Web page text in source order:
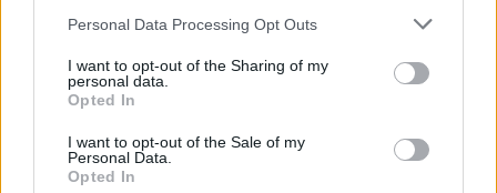
Please note that this website/app uses one or more Google
not limited to your visit or usage behaviour. You may click to
grant or deny consent to Google and its third-party tags to
use your data for below specified purposes in below Google
consent section.
Personal Data Processing Opt Outs
I want to opt-out of the Sharing of my
personal data.
Opted In
I want to opt-out of the Sale of my
Personal Data.
Opted In
derekasan.
Címkék:kóstolás fehér ötpontos
furmint
tokaj zöld birtok